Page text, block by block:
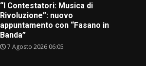
“I Contestatori: Musica di
Rivoluzione”: nuovo
appuntamento con “Fasano in
Banda”
7 Agosto 2026 06:05